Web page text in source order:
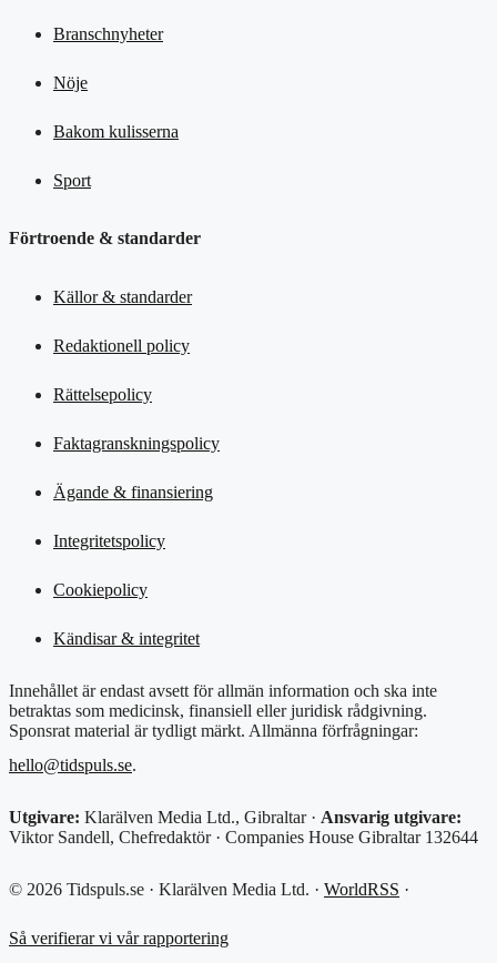
Branschnyheter
Nöje
Bakom kulisserna
Sport
Förtroende & standarder
Källor & standarder
Redaktionell policy
Rättelsepolicy
Faktagranskningspolicy
Ägande & finansiering
Integritetspolicy
Cookiepolicy
Kändisar & integritet
Innehållet är endast avsett för allmän information och ska inte
betraktas som medicinsk, finansiell eller juridisk rådgivning.
Sponsrat material är tydligt märkt. Allmänna förfrågningar:
hello@tidspuls.se.
Utgivare: Klarälven Media Ltd., Gibraltar · Ansvarig utgivare:
Viktor Sandell, Chefredaktör · Companies House Gibraltar 132644
© 2026 Tidspuls.se · Klarälven Media Ltd. · WorldRSS ·
Så verifierar vi vår rapportering